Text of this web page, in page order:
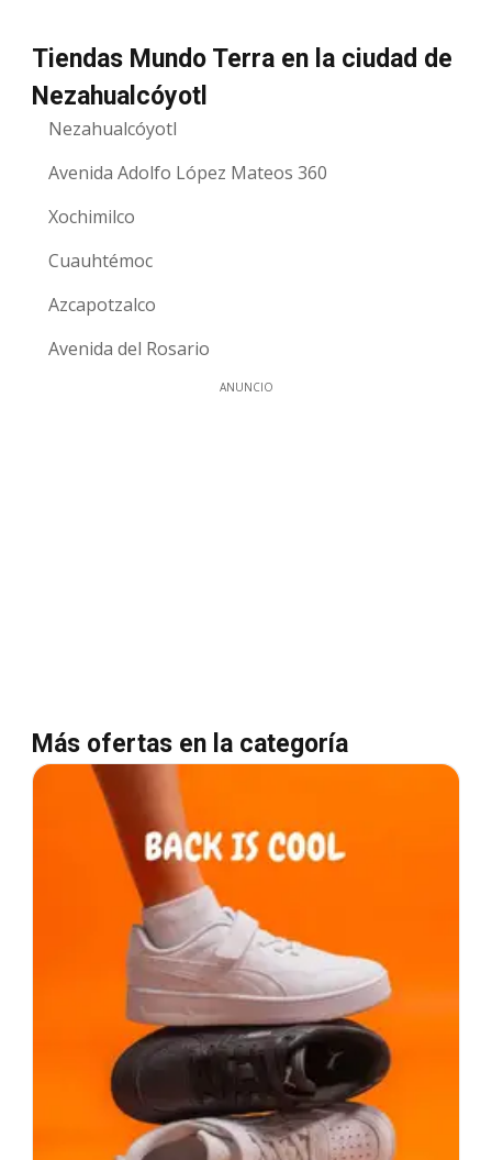
Tiendas Mundo Terra en la ciudad de
Nezahualcóyotl
Nezahualcóyotl
Avenida Adolfo López Mateos 360
Xochimilco
Cuauhtémoc
Azcapotzalco
Avenida del Rosario
ANUNCIO
Más ofertas en la categoría